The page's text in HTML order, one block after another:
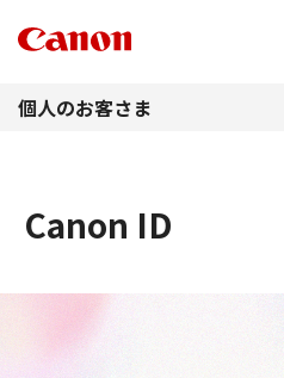
個人のお客さま
Canon ID